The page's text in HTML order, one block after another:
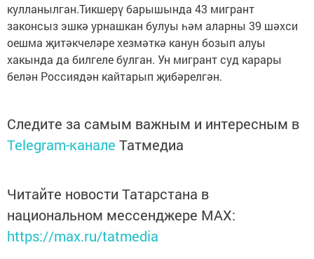
кулланылган.Тикшерү барышында 43 мигрант
законсыз эшкә урнашкан булуы һәм аларны 39 шәхси
оешма җитәкчеләре хезмәткә канун бозып алуы
хакында да билгеле булган. Ун мигрант суд карары
белән Россиядән кайтарып җибәрелгән.
Следите за самым важным и интересным в
Telegram-канале Татмедиа
Читайте новости Татарстана в
национальном мессенджере MАХ:
https://max.ru/tatmedia